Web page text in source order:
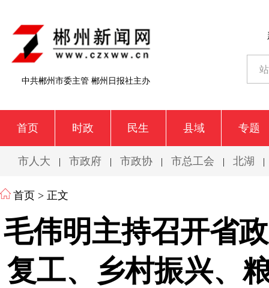
中共郴州市委主管 郴州日报社主办
首页 时政 民生 县域 专题
市人大 | 市政府 | 市政协 | 市总工会 | 北湖 |
首页 > 正文
毛伟明主持召开省
复工、乡村振兴、